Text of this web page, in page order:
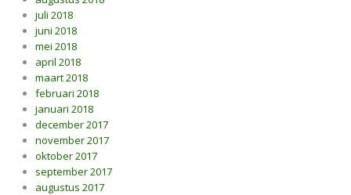
juli 2018
juni 2018
mei 2018
april 2018
maart 2018
februari 2018
januari 2018
december 2017
november 2017
oktober 2017
september 2017
augustus 2017